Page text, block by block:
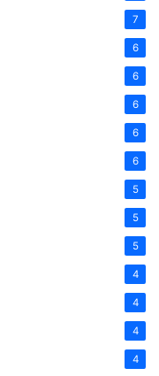
7
6
6
6
6
6
5
5
5
4
4
4
4